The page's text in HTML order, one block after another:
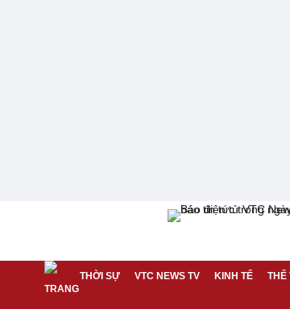
THỜI SỰ VTC NEWS TV KINH TẾ THỂ